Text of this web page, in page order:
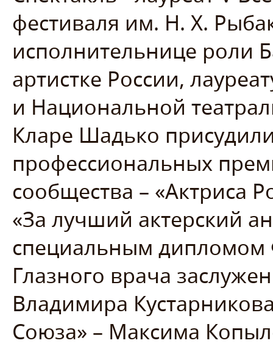
фестиваля им. Н. Х.
исполнительнице роли
артистке России,
и Национальной
Кларе Шадько
профессиональных
сообщества – «Актриса
«За лучший актерский
специальным дипломом
Глазного врача
Владимира
Союза» – Максима